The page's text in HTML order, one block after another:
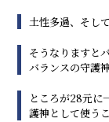
土性多過、そし
そうなりますと
バランスの守護
ところが28元に
護神として使う